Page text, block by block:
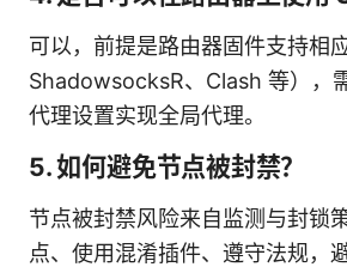
可以，前提是路由器固件支持相
ShadowsocksR、Clash 等），
代理设置实现全局代理。
5. 如何避免节点被封禁？
节点被封禁风险来自监测与封锁
点、使用混淆插件、遵守法规，